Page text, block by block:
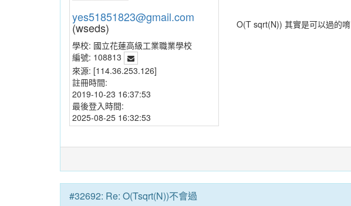
yes51851823@gmail.com
(wseds)
學校: 國立花蓮高級工業職業學校
編號: 108813
來源: [114.36.253.126]
註冊時間:
2019-10-23 16:37:53
最後登入時間:
2025-08-25 16:32:53
O(T sqrt(N)) 其實是可以過的唷
#32692: Re: O(Tsqrt(N))不會過